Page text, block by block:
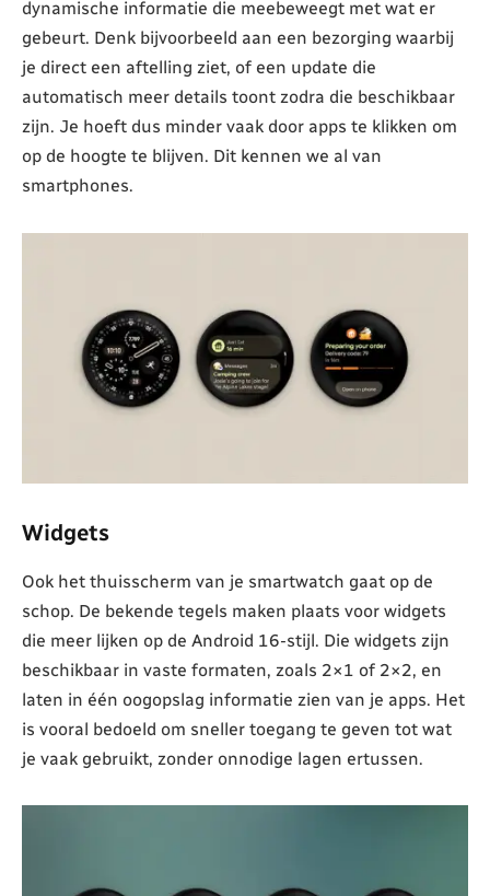
dynamische informatie die meebeweegt met wat er
gebeurt. Denk bijvoorbeeld aan een bezorging waarbij
je direct een aftelling ziet, of een update die
automatisch meer details toont zodra die beschikbaar
zijn. Je hoeft dus minder vaak door apps te klikken om
op de hoogte te blijven. Dit kennen we al van
smartphones.
Widgets
Ook het thuisscherm van je smartwatch gaat op de
schop. De bekende tegels maken plaats voor widgets
die meer lijken op de Android 16-stijl. Die widgets zijn
beschikbaar in vaste formaten, zoals 2×1 of 2×2, en
laten in één oogopslag informatie zien van je apps. Het
is vooral bedoeld om sneller toegang te geven tot wat
je vaak gebruikt, zonder onnodige lagen ertussen.